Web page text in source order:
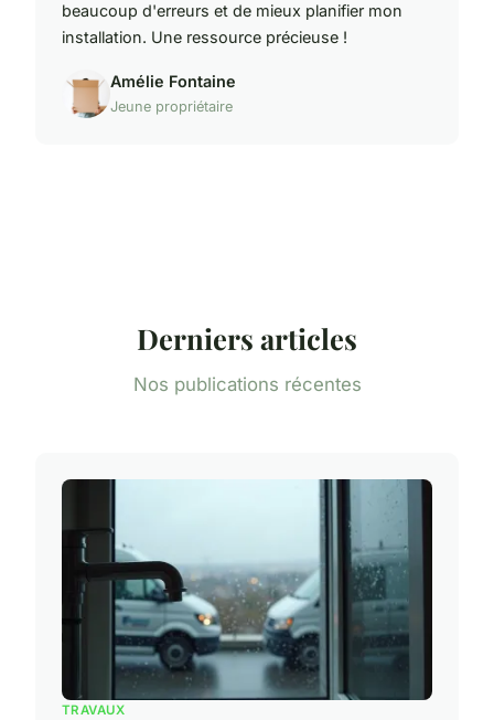
beaucoup d'erreurs et de mieux planifier mon
installation. Une ressource précieuse !
Amélie Fontaine
Jeune propriétaire
Derniers articles
Nos publications récentes
TRAVAUX